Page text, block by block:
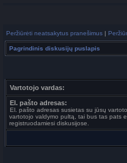
Peržiūrėti neatsakytus pranešimus |
Pagrindinis diskusijų puslapis
Vartotojo vardas:
El. pašto adresas:
El. pašto adresas susietas su jūsų
vartotojo valdymo pultą, tai bus tas pats
registruodamiesi diskusijose.